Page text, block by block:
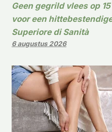
Geen gegrild vlees op
voor een
Superiore di Sanità
6 augustus 2026